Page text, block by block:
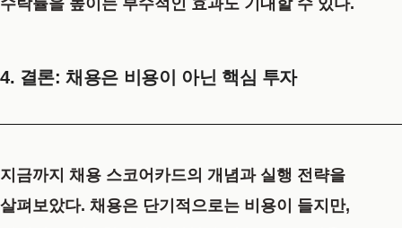
4. 결론: 채용은 비용이 아닌 핵심 투자
지금까지 채용 스코어카드의 개념과 실행 전략을
살펴보았다. 채용은 단기적으로는 비용이 들지만,